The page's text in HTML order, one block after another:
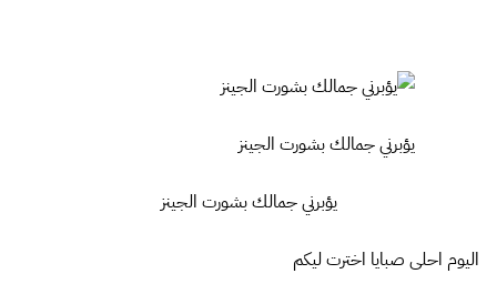
يؤبرني جمالك بشورت الجينز
يؤبرني جمالك بشورت الجينز
اليوم احلى صبايا اخترت ليكم